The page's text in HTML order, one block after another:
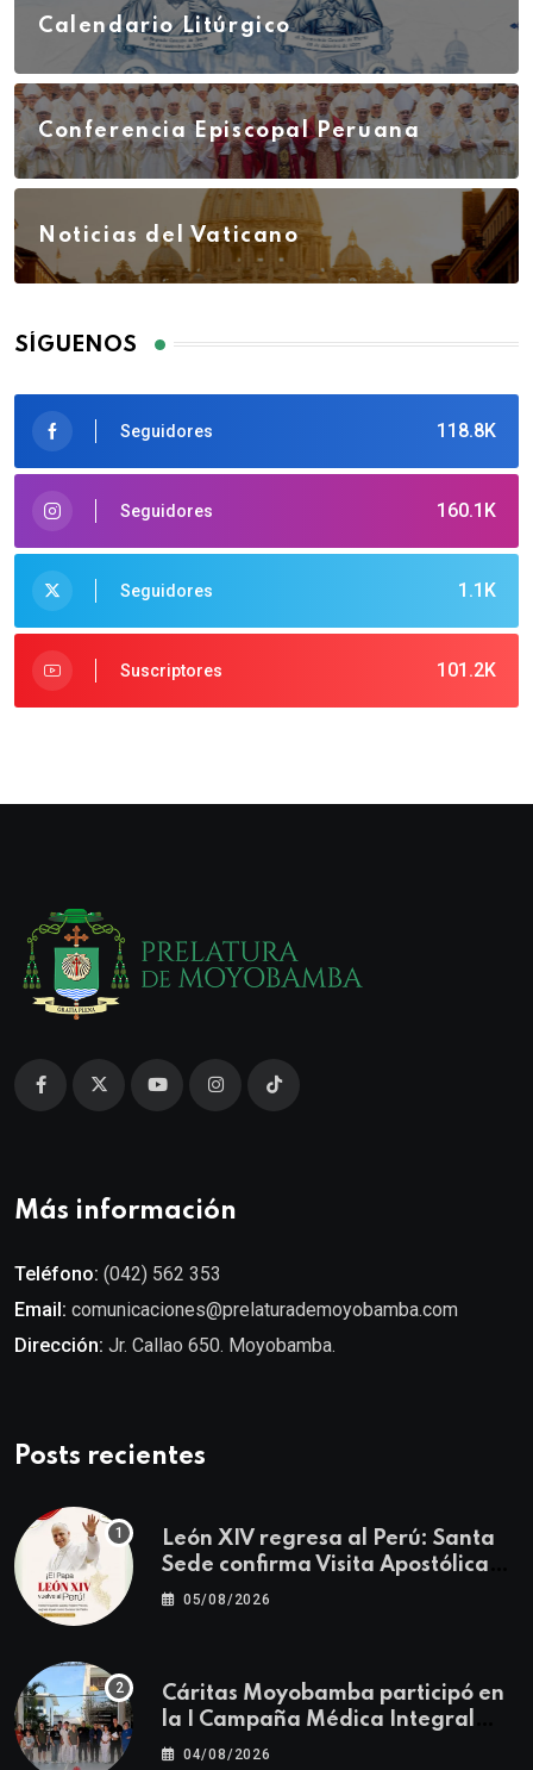
Calendario Litúrgico
Conferencia Episcopal Peruana
Noticias del Vaticano
SÍGUENOS
118.8K
Seguidores
160.1K
Seguidores
1.1K
Seguidores
101.2K
Suscriptores
Más información
Teléfono: (042) 562 353
Email: comunicaciones@prelaturademoyobamba.com
Dirección: Jr. Callao 650. Moyobamba.
Posts recientes
León XIV regresa al Perú: Santa
Sede confirma Visita Apostólica
del 11 al 17 de noviembre
05/08/2026
Cáritas Moyobamba participó en
la I Campaña Médica Integral
Gratuita llevando salud y
04/08/2026